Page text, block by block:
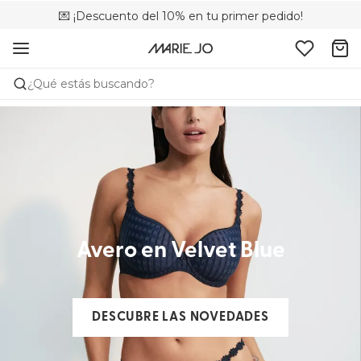
💌 ¡Descuento del 10% en tu primer pedido!
🚚 Envío gratuito a partir de 75 €
📦 Devoluciones gratuitas
¿Qué estás buscando?
Avero en Velvet Blue
DESCUBRE LAS NOVEDADES